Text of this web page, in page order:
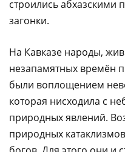
строились абхазскими
загонки.
На Кавказе народы,
незапамятных времён
были воплощением
которая нисходила с
природных явлений.
природных